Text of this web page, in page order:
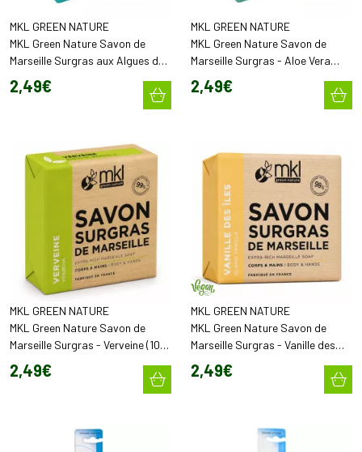
MKL GREEN NATURE
MKL Green Nature Savon de
Marseille Surgras aux Algues de
Bretagne (100 g)
2,49€
MKL GREEN NATURE
MKL Green Nature Savon de
Marseille Surgras - Aloe Vera
(100 g)
2,49€
MKL GREEN NATURE
MKL Green Nature Savon de
Marseille Surgras - Verveine (100
g)
2,49€
MKL GREEN NATURE
MKL Green Nature Savon de
Marseille Surgras - Vanille des
Îles (100 g)
2,49€